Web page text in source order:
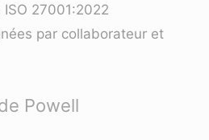
27001:2022
par collaborateur et
Powell